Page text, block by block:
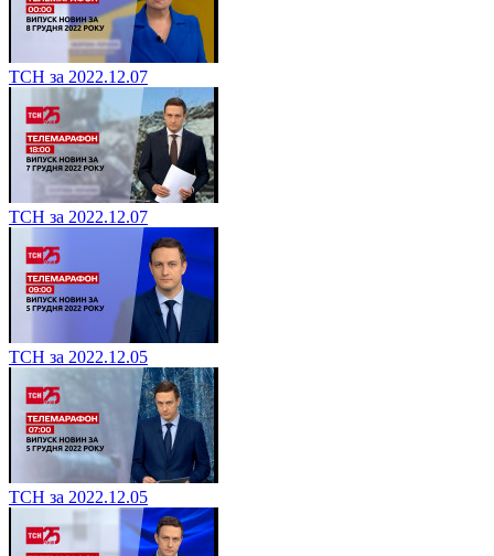
ТСН за 2022.12.07
ТСН за 2022.12.07
ТСН за 2022.12.05
ТСН за 2022.12.05